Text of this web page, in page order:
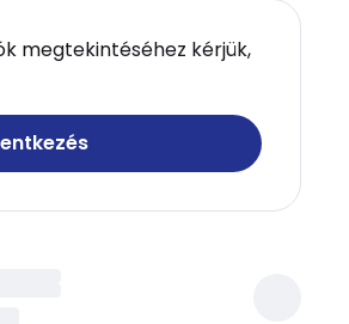
megtekintéséhez kérjük,